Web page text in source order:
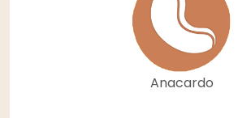
Anacardo